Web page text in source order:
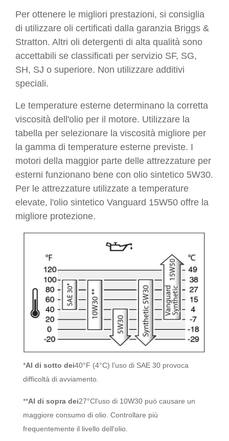
Per ottenere le migliori prestazioni, si consiglia
di utilizzare oli certificati dalla garanzia Briggs &
Stratton. Altri oli detergenti di alta qualità sono
accettabili se classificati per servizio SF, SG,
SH, SJ o superiore. Non utilizzare additivi
speciali.
Le temperature esterne determinano la corretta
viscosità dell'olio per il motore. Utilizzare la
tabella per selezionare la viscosità migliore per
la gamma di temperature esterne previste. I
motori della maggior parte delle attrezzature per
esterni funzionano bene con olio sintetico 5W30.
Per le attrezzature utilizzate a temperature
elevate, l'olio sintetico Vanguard 15W50 offre la
migliore protezione.
*Al di sotto dei40°F (4°C) l'uso di SAE 30 provoca
difficoltà di avviamento.
**Al di sopra dei27°C l'uso di 10W30 può causare un
maggiore consumo di olio. Controllare più
frequentemente il livello dell'olio.